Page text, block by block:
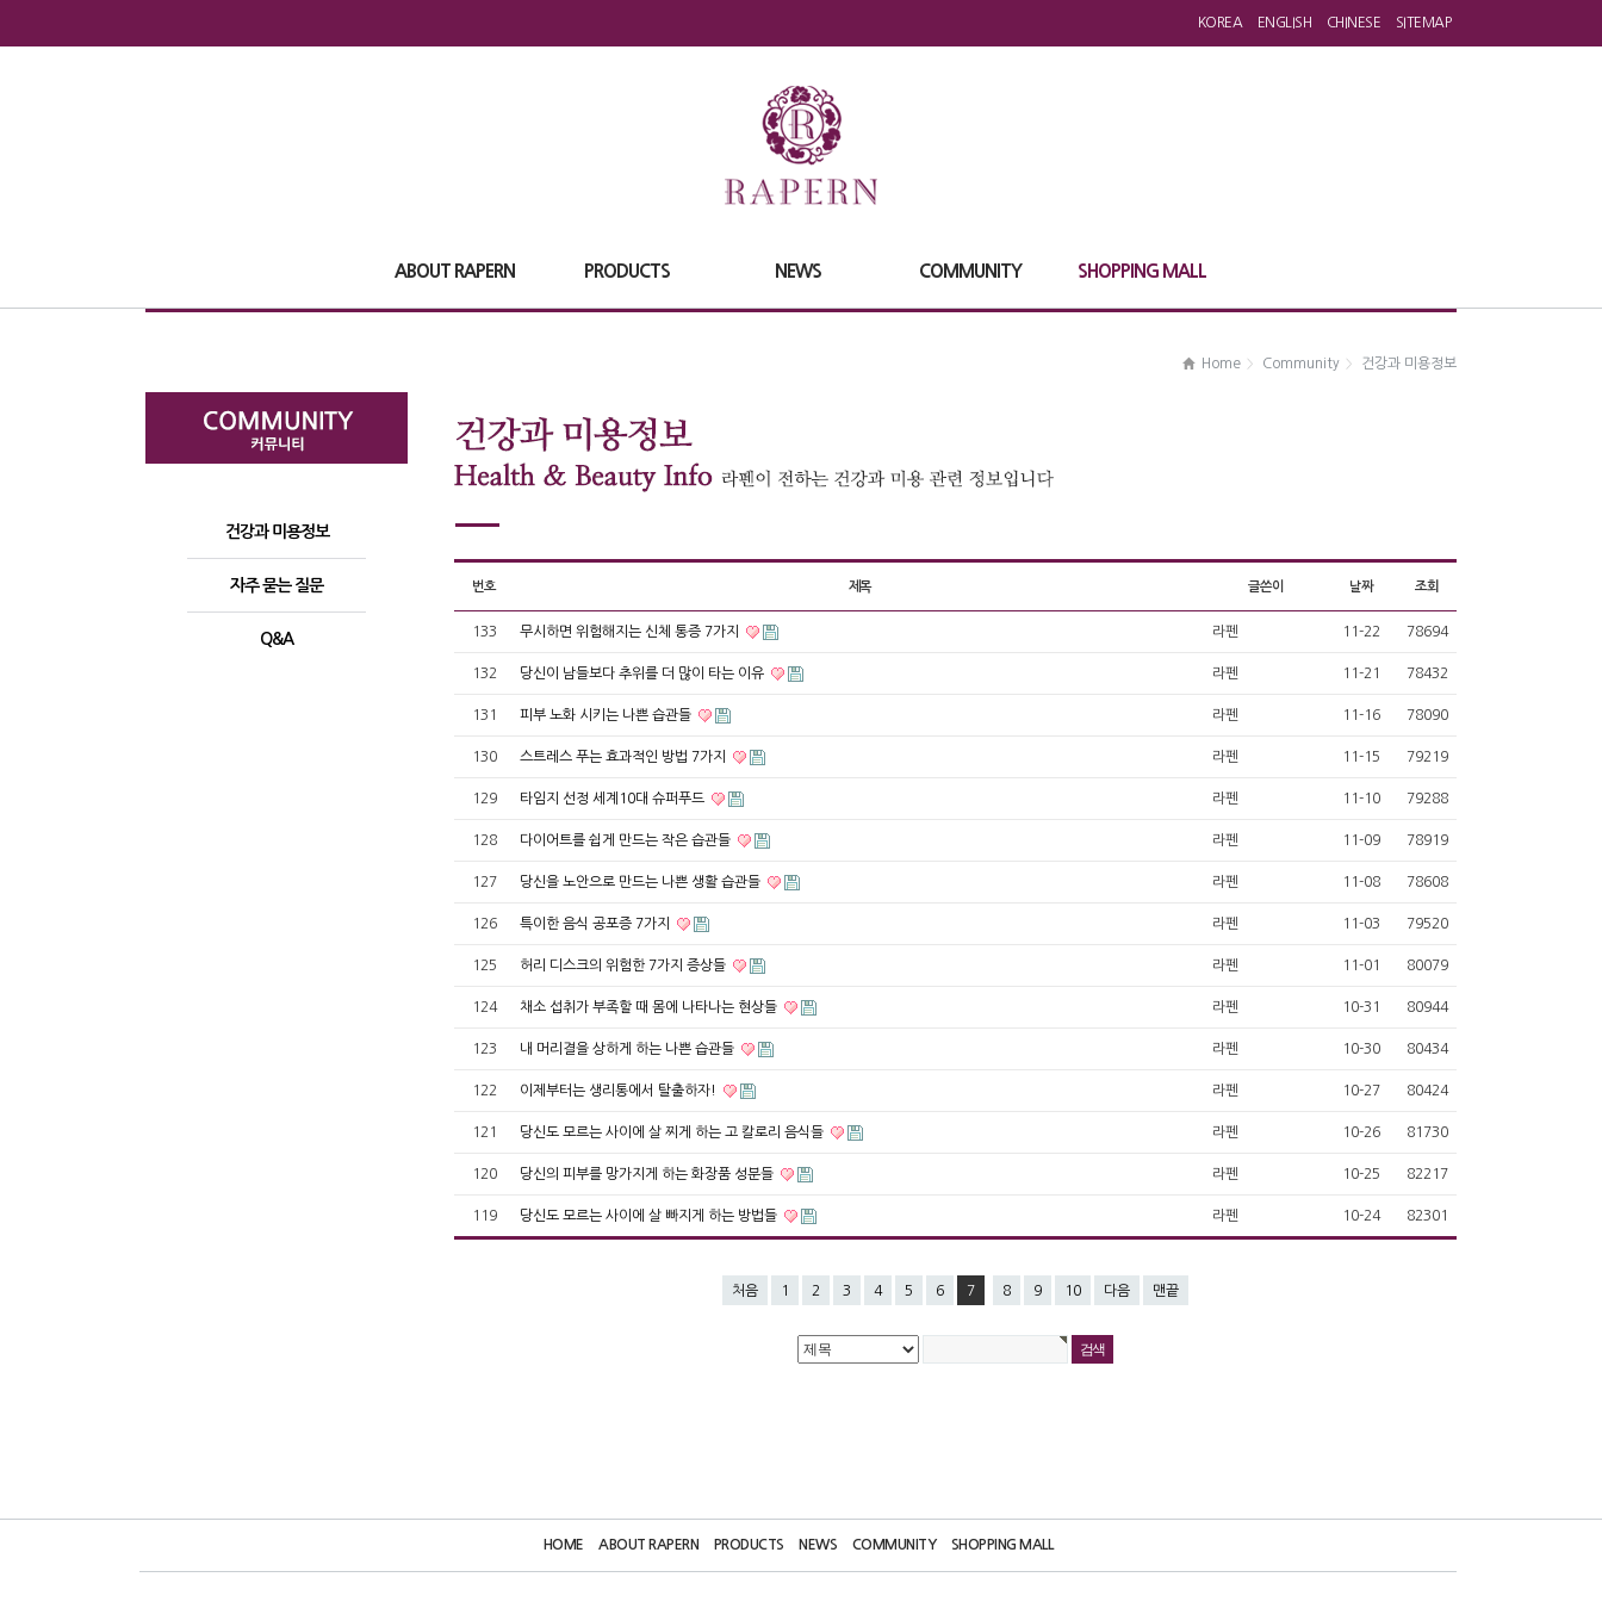
KOREA ENGLISH CHINESE SITEMAP
ABOUT RAPERN PRODUCTS NEWS COMMUNITY SHOPPING MALL
Home Community 건강과 미용정보
건강과 미용정보
자주 묻는 질문
Q&A
223
건7
페이
번호 제목 글쓴이 날짜 조회
133 무시하면 위험해지는 신체 통증 7가지 라펜 11-22 78694
132 당신이 남들보다 추위를 더 많이 타는 이유 라펜 11-21 78432
131 피부 노화 시키는 나쁜 습관들 라펜 11-16 78090
130 스트레스 푸는 효과적인 방법 7가지 라펜 11-15 79219
129 타임지 선정 세계10대 슈퍼푸드 라펜 11-10 79288
128 다이어트를 쉽게 만드는 작은 습관들 라펜 11-09 78919
127 당신을 노안으로 만드는 나쁜 생활 습관들 라펜 11-08 78608
126 특이한 음식 공포증 7가지 라펜 11-03 79520
125 허리 디스크의 위험한 7가지 증상들 라펜 11-01 80079
124 채소 섭취가 부족할 때 몸에 나타나는 현상들 라펜 10-31 80944
123 내 머리결을 상하게 하는 나쁜 습관들 라펜 10-30 80434
122 이제부터는 생리통에서 탈출하자! 라펜 10-27 80424
121 당신도 모르는 사이에 살 찌게 하는 고 칼로리 음식들 라펜 10-26 81730
120 당신의 피부를 망가지게 하는 화장품 성분들 라펜 10-25 82217
119 당신도 모르는 사이에 살 빠지게 하는 방법들 라펜 10-24 82301
처음 1 2 3 4 5 6 7 8 9 10 다음 맨끝
HOME ABOUT RAPERN PRODUCTS NEWS COMMUNITY SHOPPING MALL